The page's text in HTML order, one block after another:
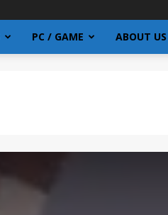
PC / GAME ABOUT US